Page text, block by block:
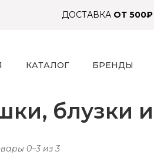
ДОСТАВКА ОТ 500₽
КАТАЛОГ БРЕНДЫ
блузки
0–3 из 3